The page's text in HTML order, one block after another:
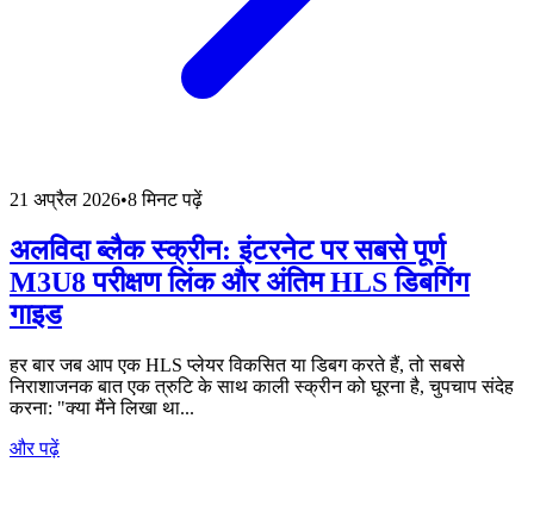
21 अप्रैल 2026•8 मिनट पढ़ें
अलविदा ब्लैक स्क्रीन: इंटरनेट पर सबसे पूर्ण
M3U8 परीक्षण लिंक और अंतिम HLS डिबगिंग
गाइड
हर बार जब आप एक HLS प्लेयर विकसित या डिबग करते हैं, तो सबसे
निराशाजनक बात एक त्रुटि के साथ काली स्क्रीन को घूरना है, चुपचाप संदेह
करना: "क्या मैंने लिखा था...
और पढ़ें